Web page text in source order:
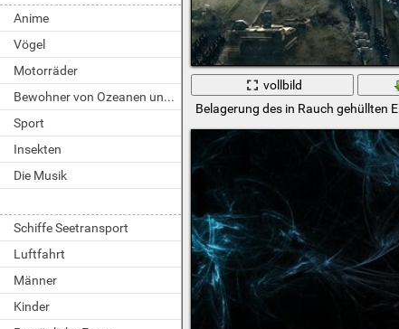
Anime
Vögel
Motorräder
Bewohner von Ozeanen und Flüssen
Sport
Insekten
Die Musik
Schiffe Seetransport
Luftfahrt
Männer
Kinder
vollbild
Belagerung des in Rauch gehüllten